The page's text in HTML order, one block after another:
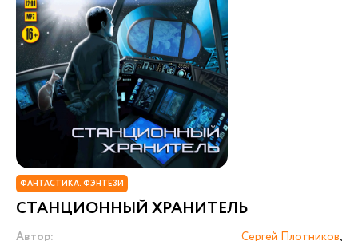
ФАНТАСТИКА. ФЭНТЕЗИ
СТАНЦИОННЫЙ ХРАНИТЕЛЬ
Автор: Сергей Плотников,